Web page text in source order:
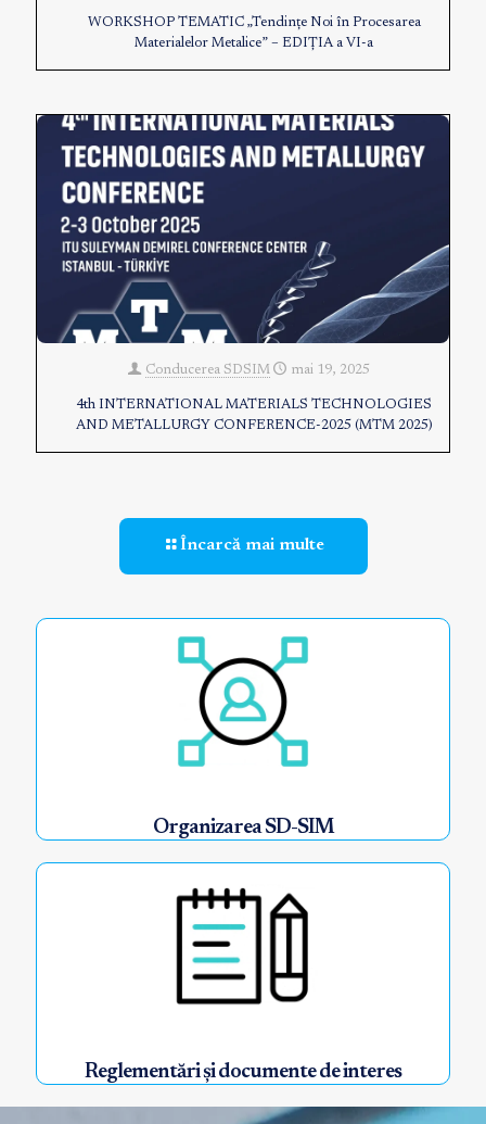
WORKSHOP TEMATIC „Tendințe Noi în Procesarea
Materialelor Metalice” – EDIȚIA a VI-a
Conducerea SDSIM mai 19, 2025
4th INTERNATIONAL MATERIALS TECHNOLOGIES
AND METALLURGY CONFERENCE-2025 (MTM 2025)
Încarcă mai multe
Organizarea SD-SIM
Reglementări și documente de interes